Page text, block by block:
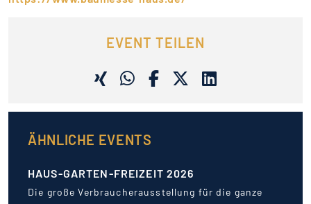
EVENT TEILEN
ÄHNLICHE EVENTS
HAUS-GARTEN-FREIZEIT 2026
Die große Verbraucherausstellung für die ganze